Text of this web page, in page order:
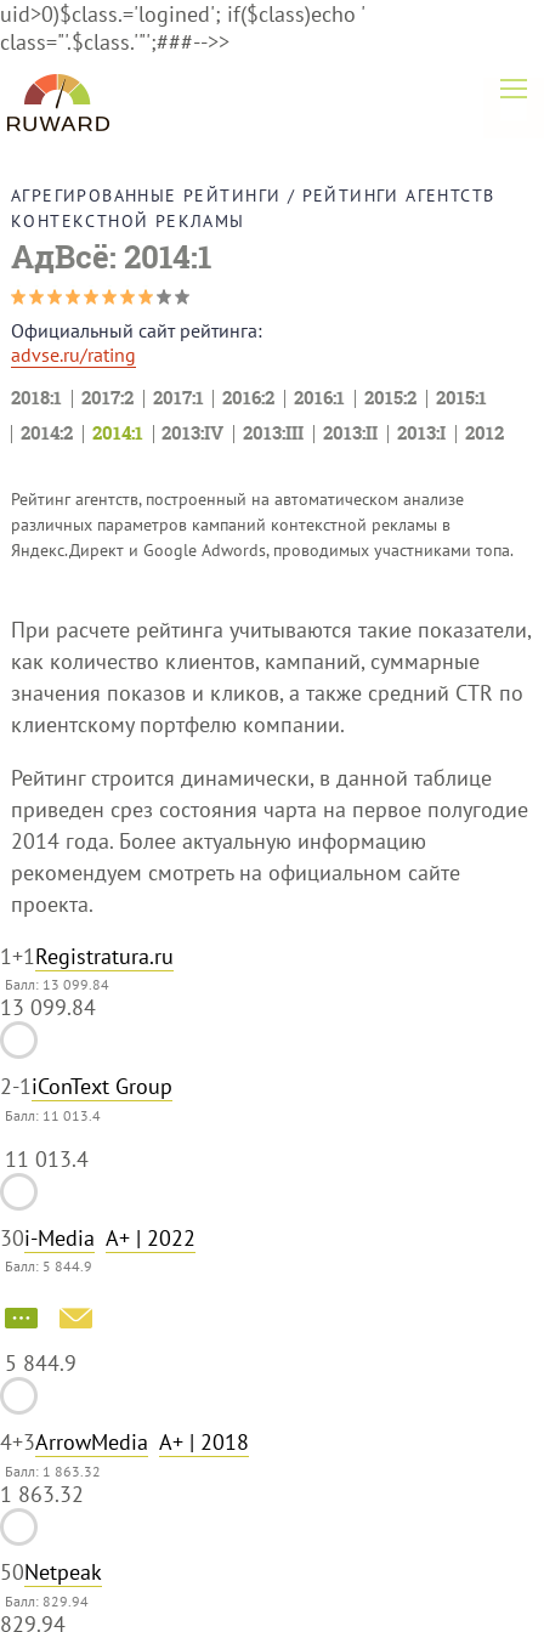
uid>0)$class.='logined'; if($class)echo '
class="'.$class.'"';###-->>
АГРЕГИРОВАННЫЕ РЕЙТИНГИ / РЕЙТИНГИ АГЕНТСТВ
КОНТЕКСТНОЙ РЕКЛАМЫ
АдВсё: 2014:1
Официальный сайт рейтинга:
advse.ru/rating
2018:1
2017:2 2017:1 2016:2 2016:1 2015:2
2015:1
2014:2
2014:1 2013:IV 2013:III 2013:II 2013:I 2012
Рейтинг агентств, построенный на автоматическом анализе
различных параметров кампаний контекстной рекламы в
Яндекс.Директ и Google Adwords, проводимых участниками топа.
При расчете рейтинга учитываются такие показатели,
как количество клиентов, кампаний, суммарные
значения показов и кликов, а также средний CTR по
клиентскому портфелю компании.
Рейтинг строится динамически, в данной таблице
приведен срез состояния чарта на первое полугодие
2014 года. Более актуальную информацию
рекомендуем смотреть на официальном сайте
проекта.
1+1 Registratura.ru
Балл: 13 099.84
13 099.84
2-1iConText Group
Балл: 11 013.4
11 013.4
30i-Media A+ | 2022
Балл: 5 844.9
5 844.9
4+3ArrowMedia A+ | 2018
Балл: 1 863.32
1 863.32
50Netpeak
Балл: 829.94
829.94